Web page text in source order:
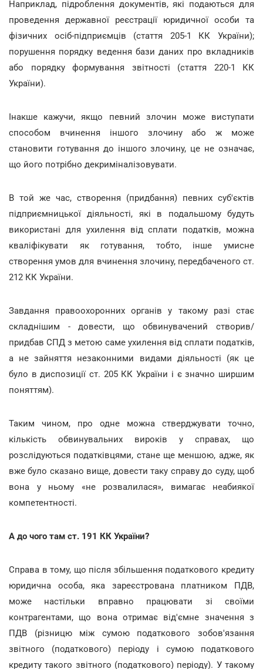
Наприклад, підроблення документів, які подаються для
проведення державної реєстрації юридичної особи та
фізичних осіб-підприємців (стаття 205-1 КК України);
порушення порядку ведення бази даних про вкладників
або порядку формування звітності (стаття 220-1 КК
України).
Інакше кажучи, якщо певний злочин може виступати
способом вчинення іншого злочину або ж може
становити готування до іншого злочину, це не означає,
що його потрібно декриміналізовувати.
В той же час, створення (придбання) певних суб'єктів
підприємницької діяльності, які в подальшому будуть
використані для ухилення від сплати податків, можна
кваліфікувати як готування, тобто, інше умисне
створення умов для вчинення злочину, передбаченого ст.
212 КК України.
Завдання правоохоронних органів у такому разі стає
складнішим - довести, що обвинувачений створив/
придбав СПД з метою саме ухилення від сплати податків,
а не зайняття незаконними видами діяльності (як це
було в диспозиції ст. 205 КК України і є значно ширшим
поняттям).
Таким чином, про одне можна стверджувати точно,
кількість обвинувальних вироків у справах, що
розслідуються податківцями, стане ще меншою, адже, як
вже було сказано вище, довести таку справу до суду, щоб
вона у ньому «не розвалилася», вимагає неабиякої
компетентності.
А до чого там ст. 191 КК України?
Справа в тому, що після збільшення податкового кредиту
юридична особа, яка зареєстрована платником ПДВ,
може настільки вправно працювати зі своїми
контрагентами, що вона отримає від'ємне значення з
ПДВ (різницю між сумою податкового зобов'язання
звітного (податкового) періоду і сумою податкового
кредиту такого звітного (податкового) періоду). У такому